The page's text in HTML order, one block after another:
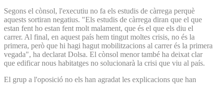
Segons el cònsol, l'executiu no fa els estudis de càrrega perquè
aquests sortiran negatius. "Els estudis de càrrega diran que el que
estan fent ho estan fent molt malament, que és el que els diu el
carrer. Al final, en aquest país hem tingut moltes crisis, no és la
primera, però que hi hagi hagut mobilitzacions al carrer és la primera
vegada", ha declarat Dolsa. El cònsol menor també ha deixat clar
que edificar nous habitatges no solucionarà la crisi que viu al país.
El grup a l'oposició no els han agradat les explicacions que han